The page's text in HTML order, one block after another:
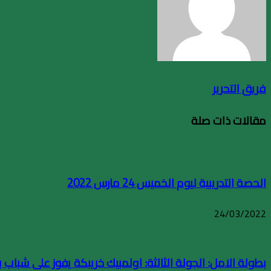
فريق التحرير
مقالات ذات صلة
الحصة التدريبية ليوم الخميس 24 مارس 2022
24/03/2022
بطولة الامل: الجولة الثالثة: اولمبيك خريبكة يفوز على شباب